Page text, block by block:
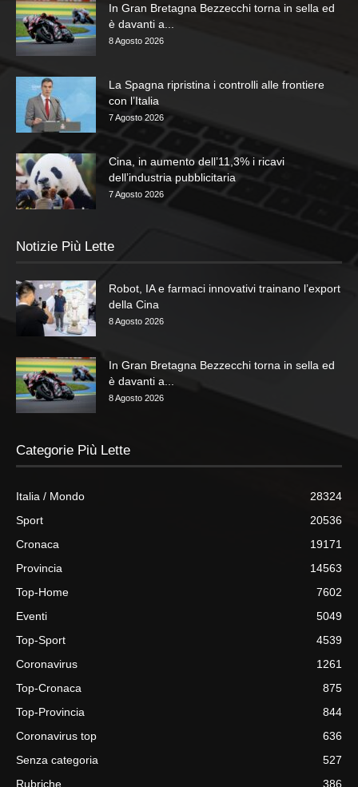
In Gran Bretagna Bezzecchi torna in sella ed
è davanti a...
8 Agosto 2026
La Spagna ripristina i controlli alle frontiere
con l’Italia
7 Agosto 2026
Cina, in aumento dell’11,3% i ricavi
dell’industria pubblicitaria
7 Agosto 2026
Notizie Più Lette
Robot, IA e farmaci innovativi trainano l’export
della Cina
8 Agosto 2026
In Gran Bretagna Bezzecchi torna in sella ed
è davanti a...
8 Agosto 2026
Categorie Più Lette
Italia / Mondo
28324
Sport
20536
Cronaca
19171
Provincia
14563
Top-Home
7602
Eventi
5049
Top-Sport
4539
Coronavirus
1261
Top-Cronaca
875
Top-Provincia
844
Coronavirus top
636
Senza categoria
527
Rubriche
386